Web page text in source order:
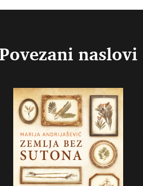
Povezani naslovi